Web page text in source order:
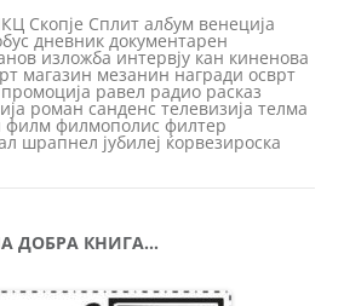
Скопје Сплит албум венеција
дневник документарен
изложба интервју кан киненова
магазин мезанин награди осврт
промоција равел радио расказ
роман санденс телевизија телма
филм филмополис филтер
шрапнел јубилеј ќорвезироска
ДОБРА КНИГА…